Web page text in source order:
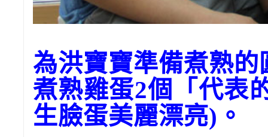
為洪寶寶準備煮熟
煮熟雞蛋2個「代表
生臉蛋美麗漂亮)。